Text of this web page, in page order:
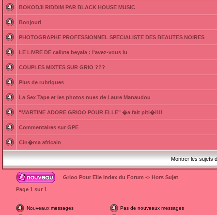
BOKODJI RIDDIM PAR BLACK HOUSE MUSIC
Bonjour!
PHOTOGRAPHE PROFESSIONNEL SPECIALISTE DES BEAUTES NOIRES
LE LIVRE DE calixte beyala : l'avez-vous lu
COUPLES MIXTES SUR GRIO ???
Plus de rubriques
La Sex Tape et les photos nues de Laure Manaudou
"MARTINE ADORE GRIOO POUR ELLE" �a fait piti�!!!!
Commentaires sur GPE
Cin�ma africain
Montrer les sujets
Grioo Pour Elle Index du Forum -> Hors Sujet
Page 1 sur 1
Nouveaux messages
Pas de nouveaux messages